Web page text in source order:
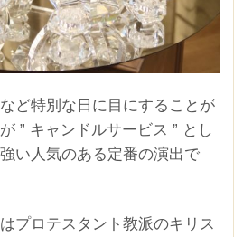
ど特別な日に目にすることが
” キャンドルサービス ” とし
い人気のある定番の演出で
プロテスタント教派のキリス